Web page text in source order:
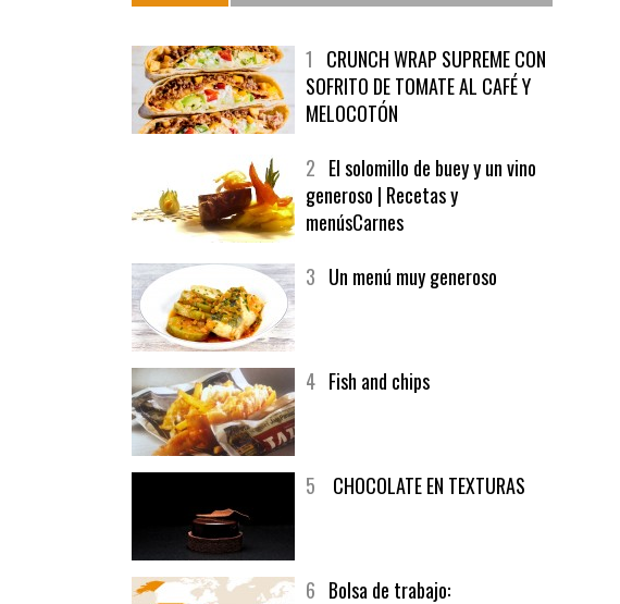
MÁS LEÍDO ÚLTIMAS PUBLICACIONES
SOFRITO DE TOMATE AL CAFÉ Y
MELOCOTÓN
generoso | Recetas y